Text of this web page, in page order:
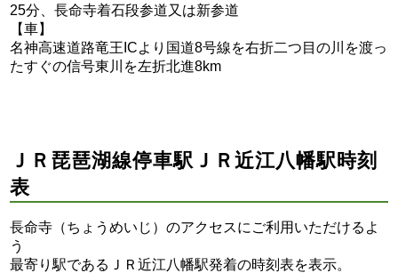
25分、長命寺着石段参道又は新参道
【車】
名神高速道路竜王ICより国道8号線を右折二つ目の川を渡っ
たすぐの信号東川を左折北進8km
ＪＲ琵琶湖線停車駅ＪＲ近江八幡駅時刻
表
長命寺（ちょうめいじ）のアクセスにご利用いただけるよ
う
最寄り駅であるＪＲ近江八幡駅発着の時刻表を表示。